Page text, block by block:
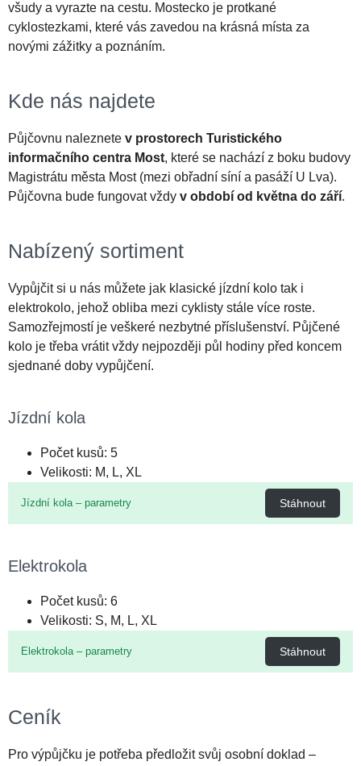
všudy a vyrazte na cestu. Mostecko je protkané
cyklostezkami, které vás zavedou na krásná místa za
novými zážitky a poznáním.
Kde nás najdete
Půjčovnu naleznete v prostorech Turistického
informačního centra Most, které se nachází z boku budovy
Magistrátu města Most (mezi obřadní síní a pasáží U Lva).
Půjčovna bude fungovat vždy v období od května do září.
Nabízený sortiment
Vypůjčit si u nás můžete jak klasické jízdní kolo tak i
elektrokolo, jehož obliba mezi cyklisty stále více roste.
Samozřejmostí je veškeré nezbytné příslušenství. Půjčené
kolo je třeba vrátit vždy nejpozději půl hodiny před koncem
sjednané doby vypůjčení.
Jízdní kola
Počet kusů: 5
Velikosti: M, L, XL
Jízdní kola – parametry Stáhnout
Elektrokola
Počet kusů: 6
Velikosti: S, M, L, XL
Elektrokola – parametry Stáhnout
Ceník
Pro výpůjčku je potřeba předložit svůj osobní doklad –